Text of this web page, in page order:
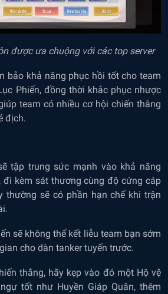
được ưa chuộng với các top server
bảo khả năng phục hồi tốt cho team
Phiến, đồng thời khắc phục nhược
team có nhiều cơ hội chiến thắng
địch.
tập trung sức mạnh vào khả năng
đi kèm sát thương cùng độ cứng cáp
thường sẽ có phần hạn chế khi trận
sẽ không thể kết liễu team bạn sớm
cho dàn tanker tuyến trước.
thắng, hãy kẹp vào đó một Hộ vệ
tốt như Huyền Giáp Quân, thêm